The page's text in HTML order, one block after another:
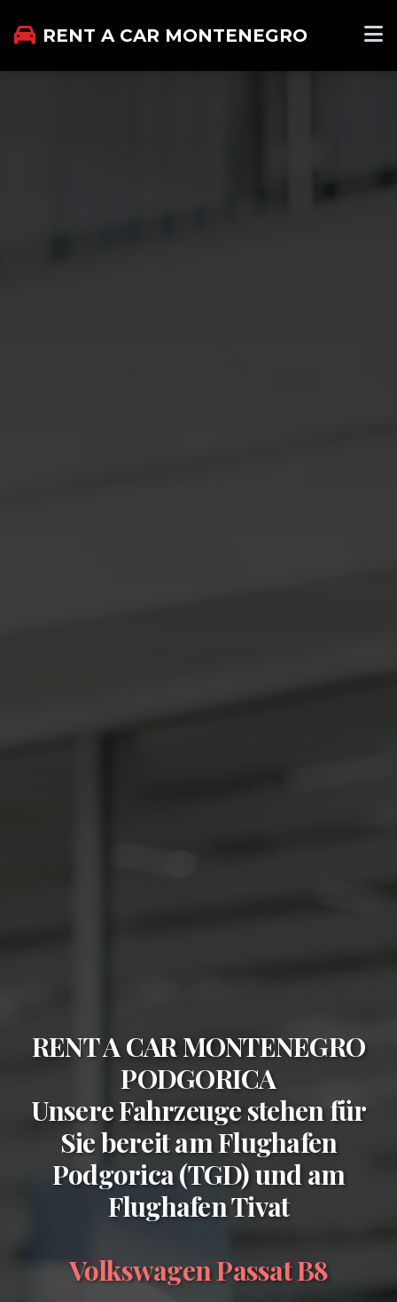
RENT A CAR MONTENEGRO
RENT A CAR MONTENEGRO
PODGORICA
Unsere Fahrzeuge stehen für
Sie bereit amFlughafen
Podgorica (TGD)und am
Flughafen Tivat
Volkswagen Passat B8